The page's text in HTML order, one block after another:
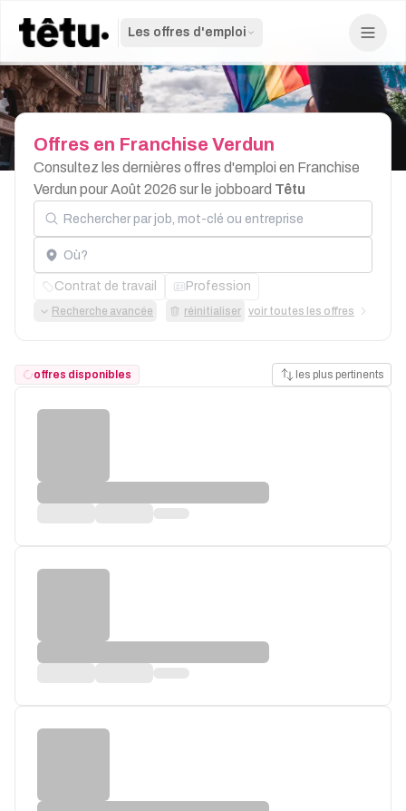
Les offres d'emploi
Offres en Franchise Verdun
Consultez les dernières offres d'emploi en Franchise
Verdun pour Août 2026 sur le jobboard Têtu
Rechercher par job, mot-clé ou entreprise
Localisation
Contrat de travail Profession
Recherche avancée réinitialiser voir toutes les offres
offres disponibles les plus pertinents